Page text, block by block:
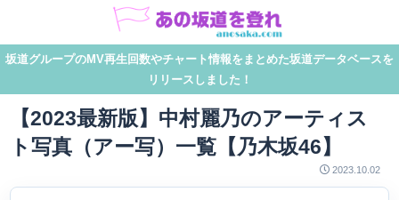
坂道グループのMV再生回数やチャート情報をまとめた坂道データベースを
リリースしました！
【2023最新版】中村麗乃のアーティス
ト写真（アー写）一覧【乃木坂46】
2023.10.02